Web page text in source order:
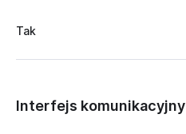
Tak
Interfejs komunikacyjny